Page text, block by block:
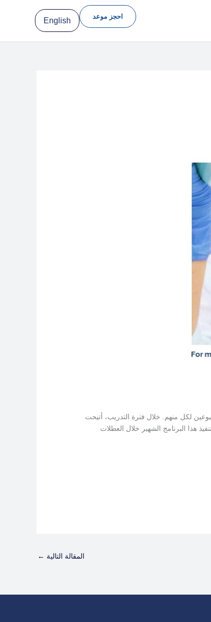
احجز موعد English
لكل منهم. خلال فترة التدريب، أتيحت
هذا البرنامج الشهير خلال العطلات
المقالة التالية ←